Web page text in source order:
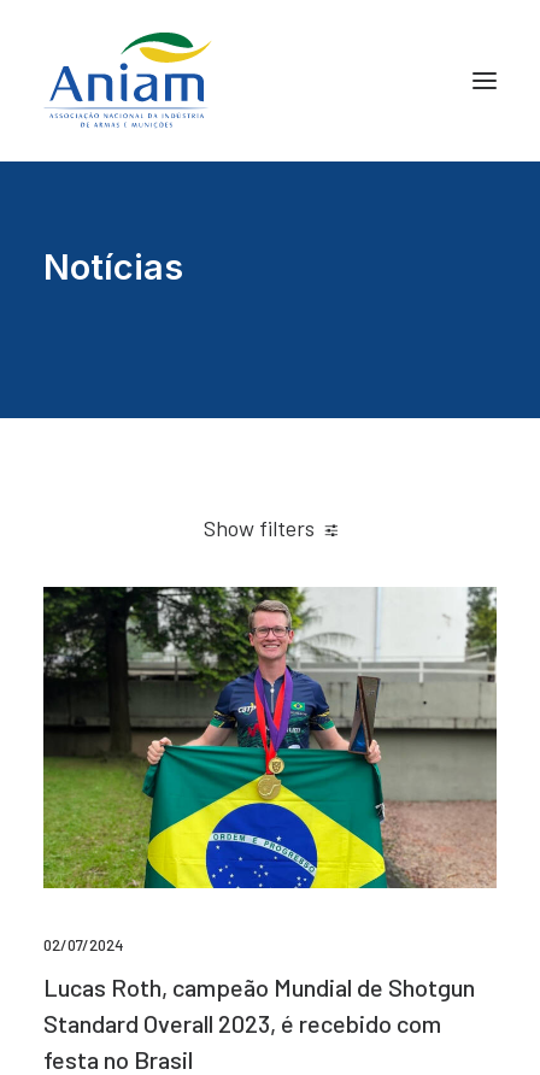
Notícias
Show filters
02/07/2024
Lucas Roth, campeão Mundial de Shotgun
Standard Overall 2023, é recebido com
festa no Brasil